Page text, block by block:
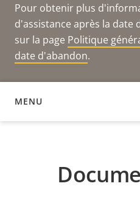
Pour obtenir plus
d'assistance après la date
sur la page Politique
date d'abandon.
MENU
DOCUMENTATION